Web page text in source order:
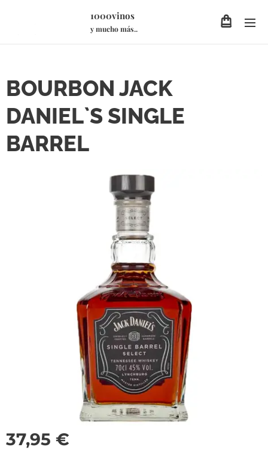
1000vinos
y mucho más..
BOURBON JACK
DANIEL`S SINGLE
BARREL
37,95 €